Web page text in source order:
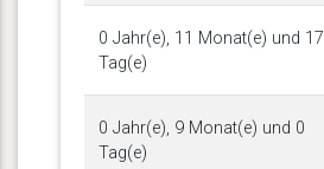
0 Jahr(e), 11 Monat(e) und 17
Tag(e)
0 Jahr(e), 9 Monat(e) und 0
Tag(e)